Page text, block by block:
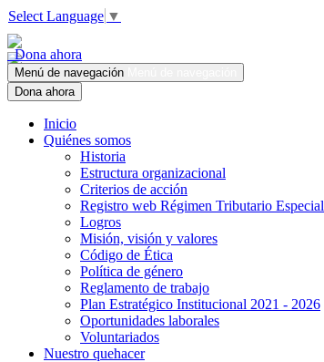
Select Language ▼
Dona ahora
Menú de navegación
Dona ahora
Inicio
Quiénes somos
Historia
Estructura organizacional
Criterios de acción
Registro web Régimen Tributario Especial
Logros
Misión, visión y valores
Código de Ética
Política de género
Reglamento de trabajo
Plan Estratégico Institucional 2021 - 2026
Oportunidades laborales
Voluntariados
Nuestro quehacer